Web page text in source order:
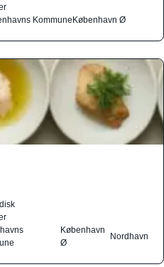
KommuneKøbenhavn Ø
København
Ø
Nordhavn